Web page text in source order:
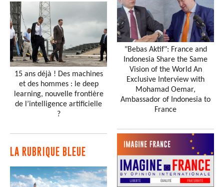
15 ans déjà ! Des machines
et des hommes : le deep
learning, nouvelle frontière
de l’intelligence artificielle
?
LA RUBRIQUE BLEUE
"Bebas Aktif": France and
Indonesia Share the Same
Vision of the World An
Exclusive Interview with
Mohamad Oemar,
Ambassador of Indonesia to
France